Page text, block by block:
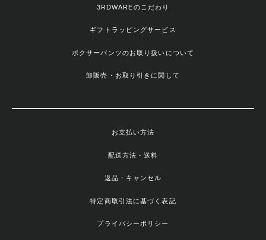
3RDWAREのこだわり
ギフトラッピングサービス
ボクサーパンツのお取り扱いについて
卸販売・お取り引きに関して
お支払い方法
配送方法・送料
返品・キャンセル
特定商取引法に基づく表記
プライバシーポリシー